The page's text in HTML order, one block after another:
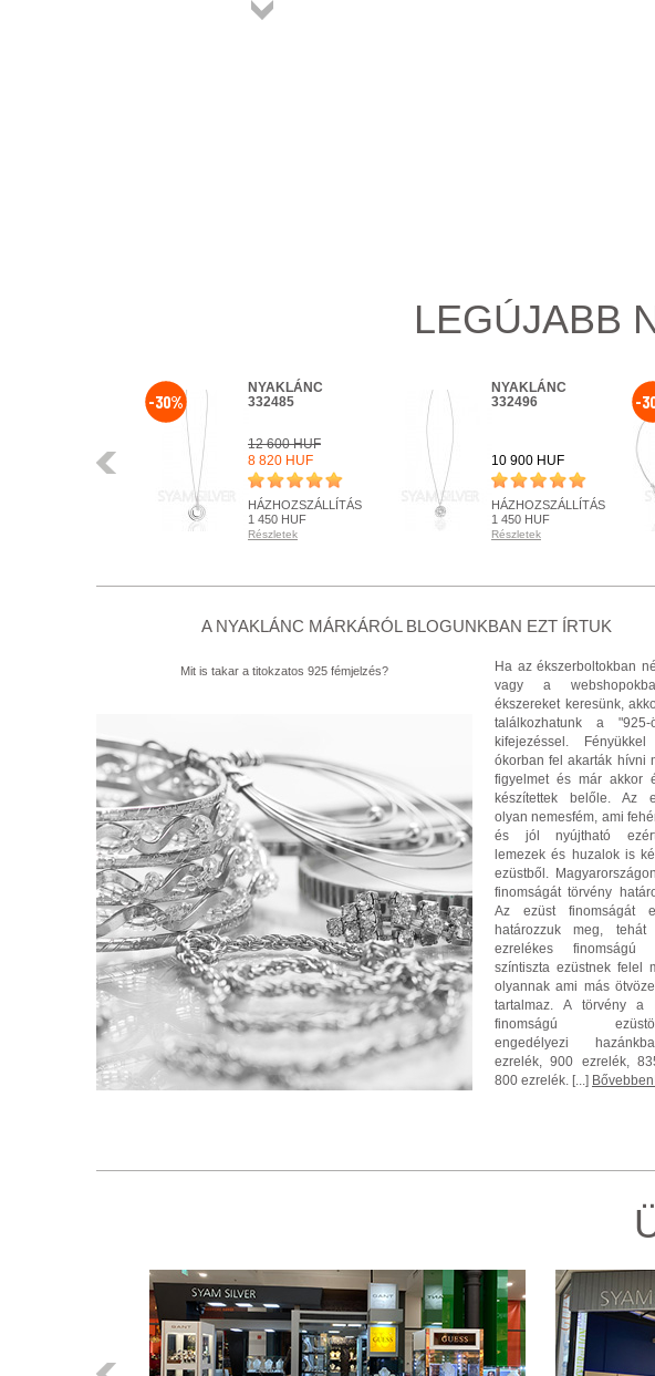
LEGÚJABB
NYAKLÁNC
332485
12 600 HUF
8 820 HUF
-30%
HÁZHOZSZÁLLÍTÁS
1 450 HUF
Részletek
+ KOSÁRBA
NYAKLÁNC
332496
10 900 HUF
HÁZHOZSZÁLLÍTÁS
1 450 HUF
Részletek
+ KOSÁRBA
-
A NYAKLÁNC MÁRKÁRÓL BLOGUNKBAN EZT ÍRTUK
Mit is takar a titokzatos 925 fémjelzés?
Ha az ékszerboltokban
vagy a
ékszereket keresünk,
találkozhatunk a "925-
kifejezéssel.
ókorban fel akarták hívni
figyelmet és már akkor
készítettek belőle. Az
olyan nemesfém, ami
és jól nyújtható
lemezek és huzalok is
ezüstből.
finomságát törvény
Az ezüst finomságát
határozzuk meg,
ezrelékes
színtiszta ezüstnek felel
olyannak ami más
tartalmaz. A törvény a
finomságú
engedélyezi
ezrelék, 900 ezrelék,
800 ezrelék. [...]
Előző